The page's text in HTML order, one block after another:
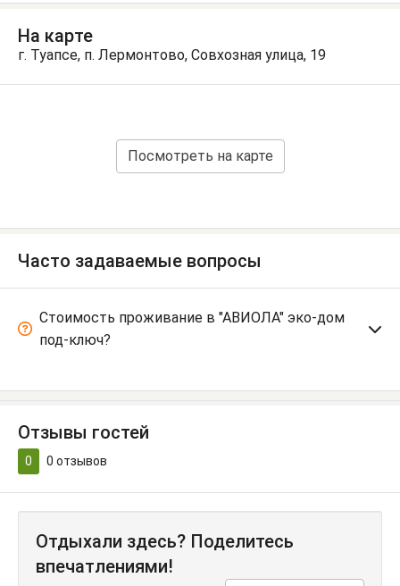
На карте
г. Туапсе, п. Лермонтово, Совхозная улица, 19
Посмотреть на карте
Часто задаваемые вопросы
Стоимость проживание в "АВИОЛА" эко-дом
под-ключ?
Отзывы гостей
0 0 отзывов
Отдыхали здесь? Поделитесь
впечатлениями!